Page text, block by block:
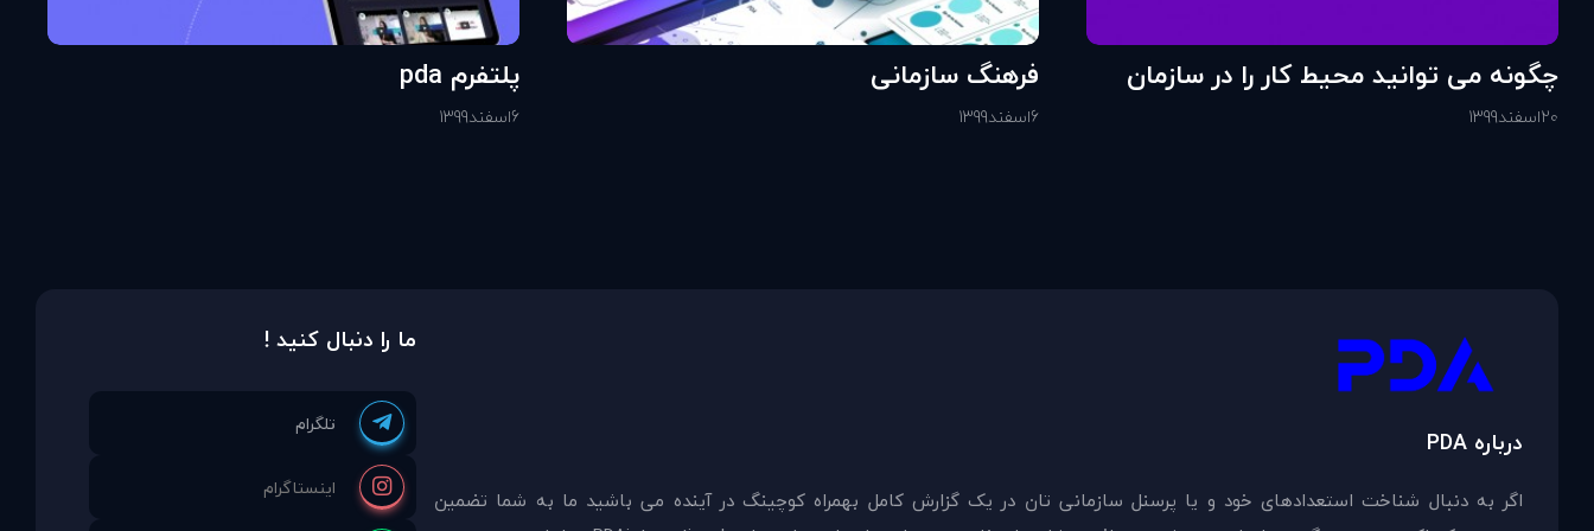
چگونه می توانید محیط کار را در سازمان
خود تقویت کنید؟
20اسفند1399
فرهنگ سازمانی
6اسفند1399
پلتفرم pda
6اسفند1399
درباره PDA
اگر به دنبال شناخت استعدادهای خود و یا پرسنل سازمانی تان در يک گزارش کامل بهمراه کوچینگ در آینده می باشید ما به شما تضمين
ما را دنبال کنید !